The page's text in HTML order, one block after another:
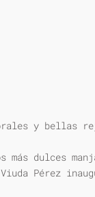
y bellas
dulces
Viuda Pérez